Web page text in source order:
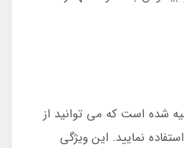
شده است که می توانید از
نمایید. این ویژگی